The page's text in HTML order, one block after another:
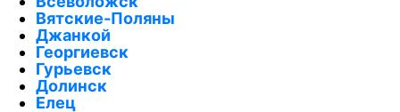
Вятские-Поляны
Джанкой
Георгиевск
Гурьевск
Долинск
Елец